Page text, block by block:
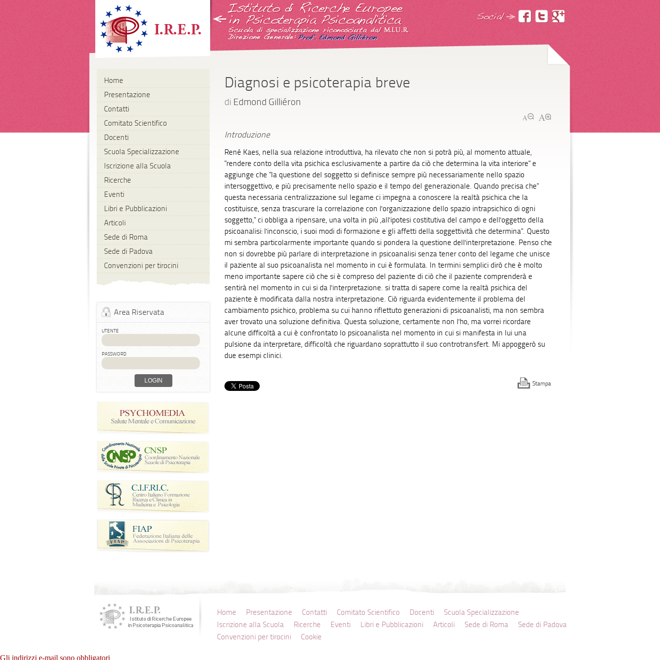
Home
Presentazione
Contatti
Comitato Scientifico
Docenti
Scuola Specializzazione
Iscrizione alla Scuola
Ricerche
Eventi
Libri e Pubblicazioni
Articoli
Sede di Roma
Sede di Padova
Convenzioni per tirocini
Area Riservata
UTENTE
PASSWORD
LOGIN
Diagnosi e psicoterapia breve
di Edmond Gilliéron
Introduzione
René Kaes, nella sua relazione introduttiva, ha rilevato che non si potrà più, al momento attuale,
"rendere conto della vita psichica esclusivamente a partire da ciò che determina la vita interiore" e
aggiunge che "la questione del soggetto si definisce sempre più necessariamente nello spazio
intersoggettivo, e più precisamente nello spazio e il tempo del generazionale. Quando precisa che"
questa necessaria centralizzazione sul legame ci impegna a conoscere la realtà psichica che la
costituisce, senza trascurare la correlazione con l'organizzazione dello spazio intrapsichico di ogni
soggetto," ci obbliga a ripensare, una volta in più ,all'ipotesi costitutiva del campo e dell'oggetto della
psicoanalisi: l'inconscio, i suoi modi di formazione e gli affetti della soggettività che determina". Questo
mi sembra particolarmente importante quando si pondera la questione dell'interpretazione. Penso che
non si dovrebbe più parlare di interpretazione in psicoanalisi senza tener conto del legame che unisce
il paziente al suo psicoanalista nel momento in cui è formulata. In termini semplici dirò che è molto
meno importante sapere ciò che si è compreso del paziente di ciò che il paziente comprenderà e
sentirà nel momento in cui si da l'interpretazione. si tratta di sapere come la realtà psichica del
paziente è modificata dalla nostra interpretazione. Ciò riguarda evidentemente il problema del
cambiamento psichico, problema su cui hanno riflettuto generazioni di psicoanalisti, ma non sembra
aver trovato una soluzione definitiva. Questa soluzione, certamente non l'ho, ma vorrei ricordare
alcune difficoltà a cui è confrontato lo psicoanalista nel momento in cui si manifesta in lui una
pulsione da interpretare, difficoltà che riguardano soprattutto il suo controtransfert. Mi appoggerò su
due esempi clinici.
Stampa
Home Presentazione Contatti Comitato Scientifico Docenti
Scuola Specializzazione
Iscrizione alla Scuola
Ricerche Eventi Libri e Pubblicazioni Articoli Sede di Roma
Sede di Padova
Convenzioni per tirocini
Cookie
Gli indirizzi e-mail sono obbligatori